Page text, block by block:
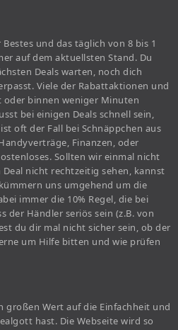
und das täglich von 8 bis 1
auf dem aktuellsten Stand. Du
Deals warten, noch dich
Viele der Rabattaktionen und
binnen weniger Minuten
bei einigen Deals schnell sein,
oft der Fall bei Schnäppchen aus
Finanzen, oder
Sollten wir einmal nicht
nicht rechtzeitig sehen, kannst
uns umgehend um die
immer die 10% Regel, die bei
der Händler seriös sein (z.B. von
du dir mal nicht sicher sein, ob der
um Hilfe bitten und wie prüfen
großen Wert auf die Einfachheit und
hast. Die Webseite wird so